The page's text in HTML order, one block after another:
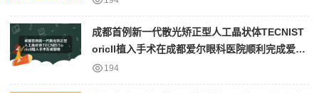
成都首例新一代散光矫正型人工晶状体TECNIST
oricII植入手术在成都爱尔眼科医院顺利完成爱尔
眼科医院做双眼皮手术怎么样
194